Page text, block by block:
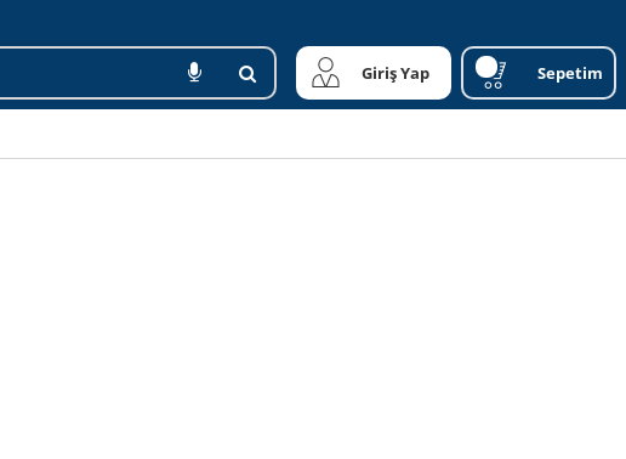
Giriş Yap Sepetim